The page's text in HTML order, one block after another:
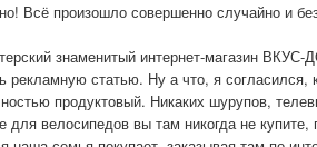
Всё произошло совершенно случайно и
знаменитый интернет-магазин
рекламную статью. Ну а что, я согласился,
продуктовый. Никаких шурупов,
велосипедов вы там никогда не купите,